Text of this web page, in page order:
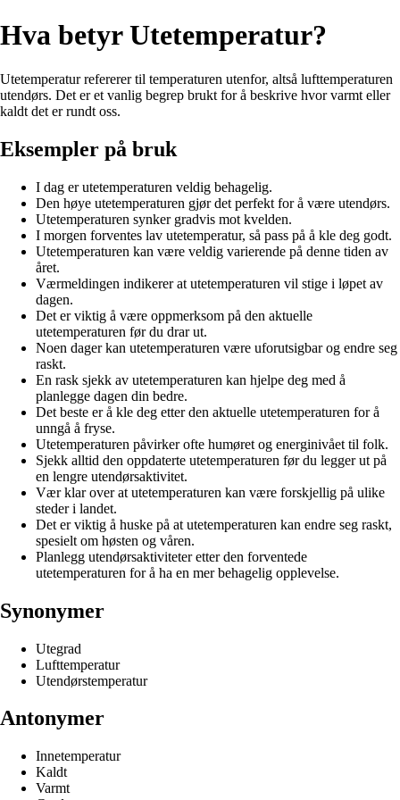
Hva betyr Utetemperatur?
Utetemperatur refererer til temperaturen utenfor, altså lufttemperaturen
utendørs. Det er et vanlig begrep brukt for å beskrive hvor varmt eller
kaldt det er rundt oss.
Eksempler på bruk
I dag er utetemperaturen veldig behagelig.
Den høye utetemperaturen gjør det perfekt for å være utendørs.
Utetemperaturen synker gradvis mot kvelden.
I morgen forventes lav utetemperatur, så pass på å kle deg godt.
Utetemperaturen kan være veldig varierende på denne tiden av
året.
Værmeldingen indikerer at utetemperaturen vil stige i løpet av
dagen.
Det er viktig å være oppmerksom på den aktuelle
utetemperaturen før du drar ut.
Noen dager kan utetemperaturen være uforutsigbar og endre seg
raskt.
En rask sjekk av utetemperaturen kan hjelpe deg med å
planlegge dagen din bedre.
Det beste er å kle deg etter den aktuelle utetemperaturen for å
unngå å fryse.
Utetemperaturen påvirker ofte humøret og energinivået til folk.
Sjekk alltid den oppdaterte utetemperaturen før du legger ut på
en lengre utendørsaktivitet.
Vær klar over at utetemperaturen kan være forskjellig på ulike
steder i landet.
Det er viktig å huske på at utetemperaturen kan endre seg raskt,
spesielt om høsten og våren.
Planlegg utendørsaktiviteter etter den forventede
utetemperaturen for å ha en mer behagelig opplevelse.
Synonymer
Utegrad
Lufttemperatur
Utendørstemperatur
Antonymer
Innetemperatur
Kaldt
Varmt